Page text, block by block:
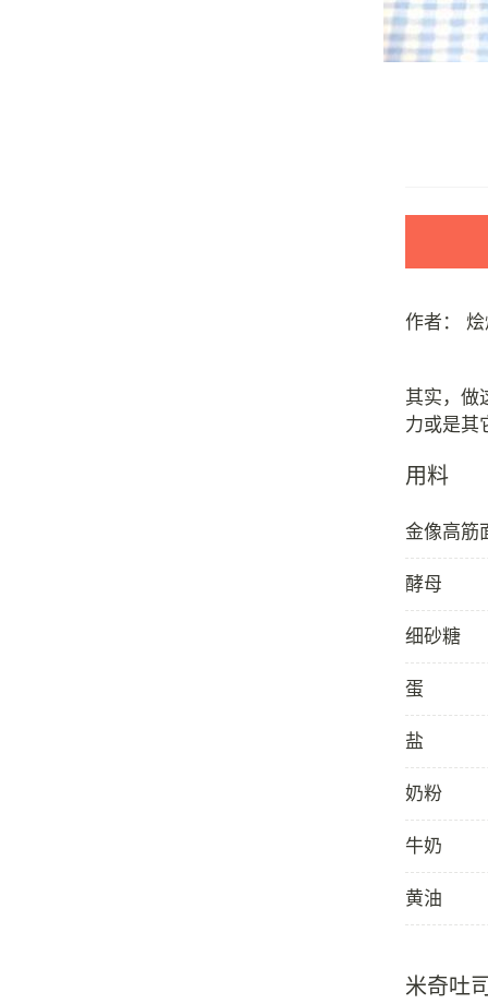
作者：
其实，做
用料
金像高筋
酵母
细砂糖
蛋
盐
奶粉
牛奶
黄油
米奇吐